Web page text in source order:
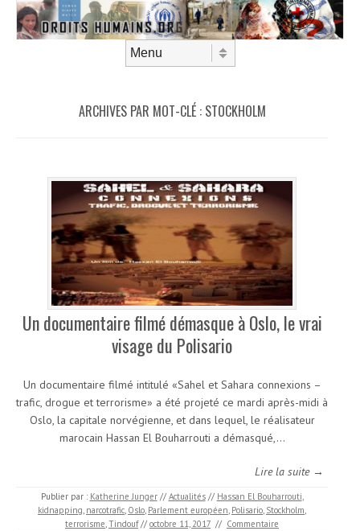
ARCHIVES PAR MOT-CLÉ : STOCKHOLM
Un documentaire filmé démasque à Oslo, le vrai
visage du Polisario
Un documentaire filmé intitulé «Sahel et Sahara connexions –
trafic, drogue et terrorisme» a été projeté ce mardi après-midi à
Oslo, la capitale norvégienne, et dans lequel, le réalisateur
marocain Hassan El Bouharrouti a démasqué,…
Lire la suite →
Publier par : Katherine Junger // Actualités // Hassan El Bouharrouti,
kidnapping, narcotrafic, Oslo, Parlement européen, Polisario, Stockholm,
terrorisme,Tindouf // octobre 11, 2017 // Commentaire